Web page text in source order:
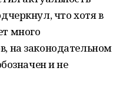
что хотя в
много
на законодательном
и не